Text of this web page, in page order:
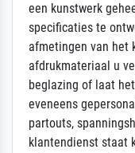
een kunstwerk
specificaties te
afmetingen van het
afdrukmateriaal u
beglazing of laat
eveneens
partouts,
klantendienst staat